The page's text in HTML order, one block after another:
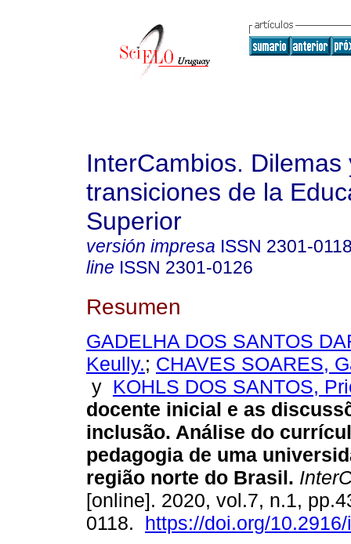
InterCambios. Dilemas
transiciones de la
Superior
versión impresa ISSN 2301-
line ISSN 2301-0126
Resumen
GADELHA DOS SANTOS
Keully.; CHAVES SOARES,
y KOHLS DOS SANTOS,
docente inicial e as
inclusão. Análise do
pedagogia de uma
região norte do Brasil.
[online]. 2020, vol.7, n.1,
0118. https://doi.org/